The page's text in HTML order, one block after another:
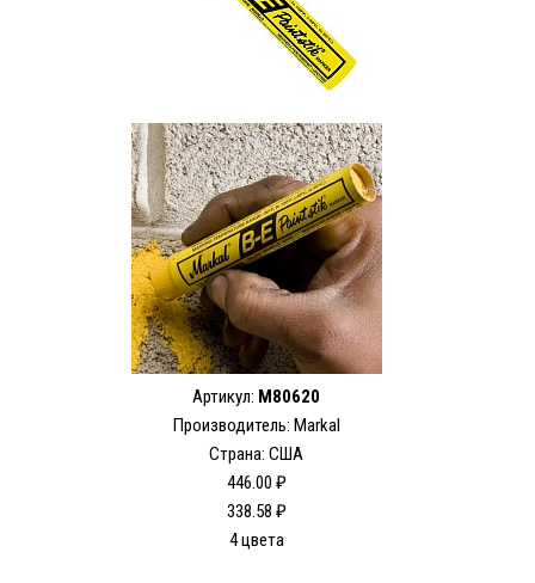
Артикул: M80620
Производитель: Markal
Страна: США
446.00 ₽
338.58 ₽
4 цвета